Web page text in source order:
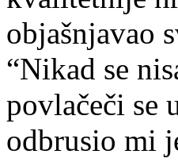
objašnjavao
“Nikad se
povlačeči se
odbrusio mi